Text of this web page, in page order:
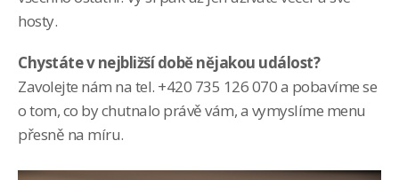
hosty.
Chystáte v nejbližší době nějakou událost?
Zavolejte nám na tel. +420 735 126 070 a pobavíme se
o tom, co by chutnalo právě vám, a vymyslíme menu
přesně na míru.